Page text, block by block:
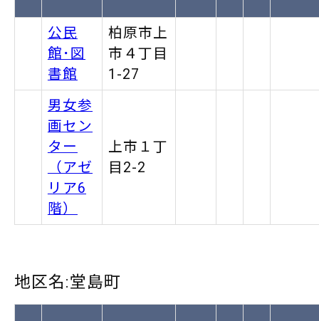
公民
館･図
書館
柏原市上
市４丁目
1-27
男女参
画セン
ター
（アゼ
リア6
階）
上市１丁
目2-2
地区名:堂島町